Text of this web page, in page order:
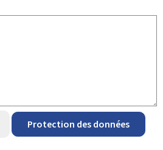
Protection des données